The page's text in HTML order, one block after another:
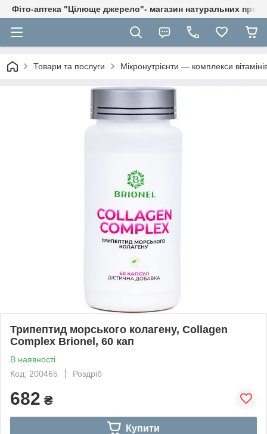
Фіто-аптека "Цілюще джерело"- магазин натуральних
Товари та послуги Мікронутрієнти — комплекси
Трипептид морського колагену, Collagen
Complex Brionel, 60 кап
В наявності
Код: 200465
Роздріб
682 ₴
Купити